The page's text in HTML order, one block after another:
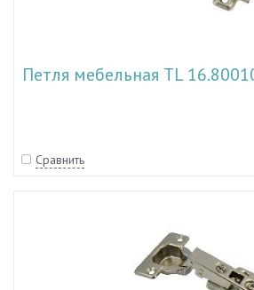
Петля мебельная TL
Сравнить